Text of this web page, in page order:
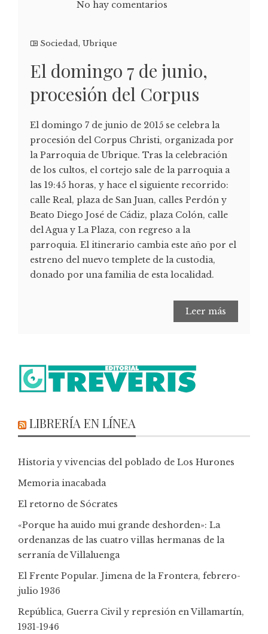
No hay comentarios
Sociedad, Ubrique
El domingo 7 de junio,
procesión del Corpus
El domingo 7 de junio de 2015 se celebra la
procesión del Corpus Christi, organizada por
la Parroquia de Ubrique. Tras la celebración
de los cultos, el cortejo sale de la parroquia a
las 19:45 horas, y hace el siguiente recorrido:
calle Real, plaza de San Juan, calles Perdón y
Beato Diego José de Cádiz, plaza Colón, calle
del Agua y La Plaza, con regreso a la
parroquia. El itinerario cambia este año por el
estreno del nuevo templete de la custodia,
donado por una familia de esta localidad.
Leer más
LIBRERÍA EN LÍNEA
Historia y vivencias del poblado de Los Hurones
Memoria inacabada
El retorno de Sócrates
«Porque ha auido mui grande deshorden»: La
ordenanzas de las cuatro villas hermanas de la
serranía de Villaluenga
El Frente Popular. Jimena de la Frontera, febrero-
julio 1936
República, Guerra Civil y represión en Villamartín,
1931-1946